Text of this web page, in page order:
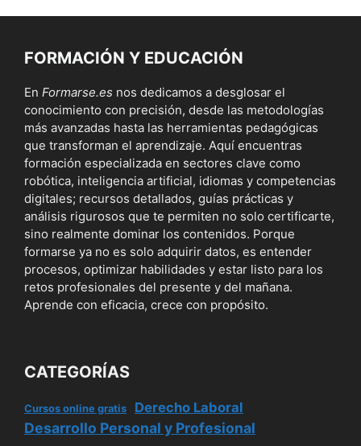
FORMACIÓN Y EDUCACIÓN
En Formarse.es nos dedicamos a desglosar el
conocimiento con precisión, desde las metodologías
más avanzadas hasta las herramientas pedagógicas
que transforman el aprendizaje. Aquí encuentras
formación especializada en sectores clave como
robótica, inteligencia artificial, idiomas y competencias
digitales; recursos detallados, guías prácticas y
análisis rigurosos que te permiten no solo certificarte,
sino realmente dominar los contenidos. Porque
formarse ya no es solo adquirir datos, es entender
procesos, optimizar habilidades y estar listo para los
retos profesionales del presente y del mañana.
Aprende con eficacia, crece con propósito.
CATEGORÍAS
Cursos online gratis Derecho Laboral
Desarrollo Personal y Profesional